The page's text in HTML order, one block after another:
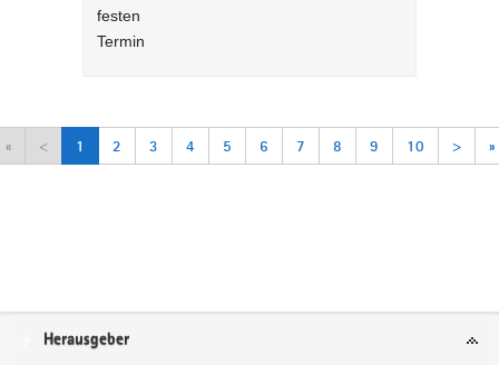
festen
Termin
« < 1 2 3 4 5 6 7 8 9 10 > »
Service
Herausgeber